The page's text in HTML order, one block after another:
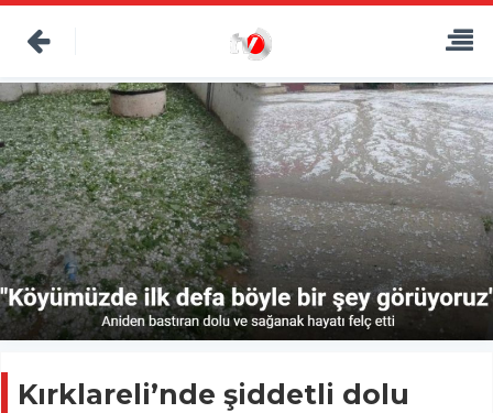
Kırklareli’nde şiddetli dolu